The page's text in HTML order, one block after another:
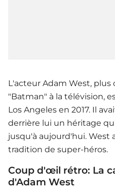
L'acteur Adam West,
"Batman" à la télévision,
Los Angeles en 2017. Il
derrière lui un héritage
jusqu'à aujourd'hui. West
tradition de super-héros.
Coup d'œil rétro: La
d'Adam West